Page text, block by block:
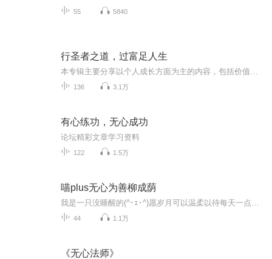
55 5840
行圣者之道，过富足人生
136 3.1万
有心练功，无心成功
论坛精彩文章学习资料
122 1.5万
喵plus无心为善柳成荫
44 1.1万
《无心法师》